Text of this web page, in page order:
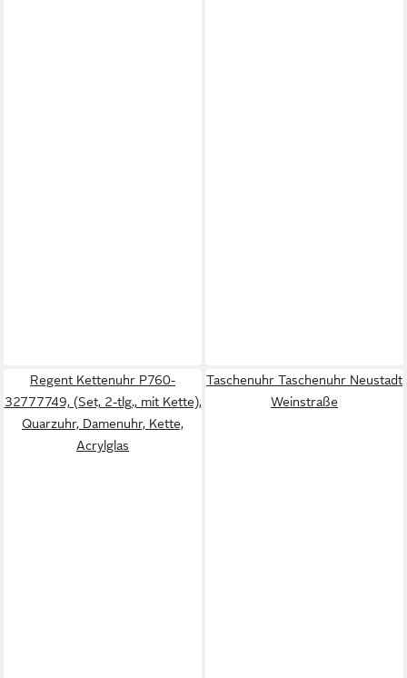
Regent Kettenuhr P760-
32777749, (Set, 2-tlg., mit Kette),
Quarzuhr, Damenuhr, Kette,
Acrylglas
Taschenuhr Taschenuhr Neustadt
Weinstraße